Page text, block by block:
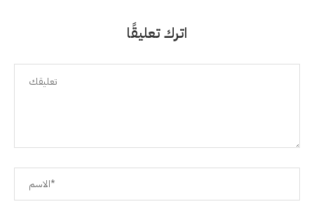
اترك تعليقًا